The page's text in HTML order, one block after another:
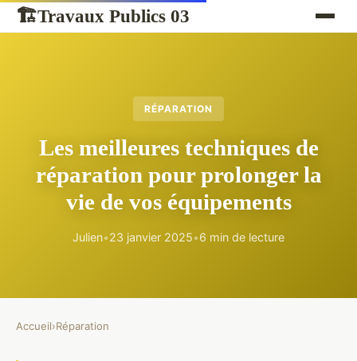
🏗Travaux Publics 03
RÉPARATION
Les meilleures techniques de
réparation pour prolonger la
vie de vos équipements
Julien•23 janvier 2025•6 min de lecture
Accueil›Réparation